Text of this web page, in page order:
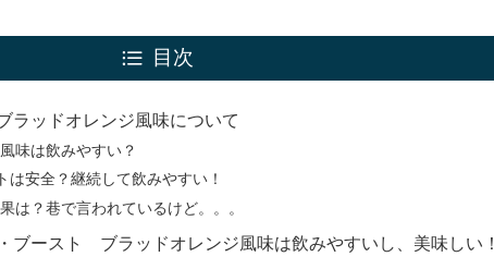
目次
ラッドオレンジ風味について
味は飲みやすい？
は安全？継続して飲みやすい！
は？巷で言われているけど。。。
ブースト ブラッドオレンジ風味は飲みやすいし、美味しい！